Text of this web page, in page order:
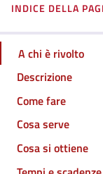
INDICE DELLA
A chi è rivolto
Descrizione
Come fare
Cosa serve
Cosa si ottiene